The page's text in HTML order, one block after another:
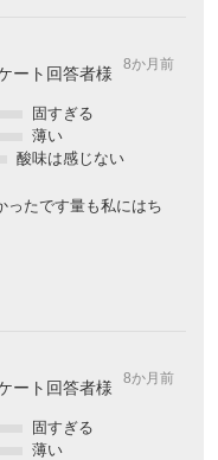
ート回答者様 8か月前
固すぎる
薄い
酸味は感じない
ったです量も私にはち
ート回答者様 8か月前
固すぎる
薄い